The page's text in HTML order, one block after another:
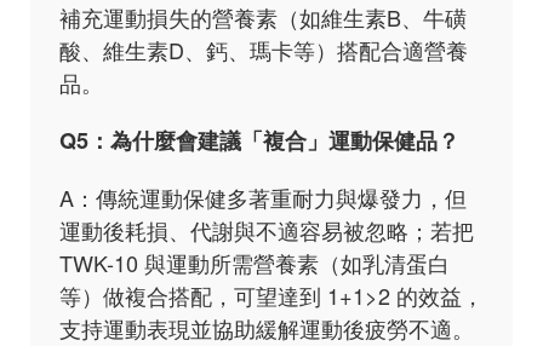
補充運動損失的營養素（如維生素B、牛磺
酸、維生素D、鈣、瑪卡等）搭配合適營養
品。
Q5：為什麼會建議「複合」運動保健品？
A：傳統運動保健多著重耐力與爆發力，但
運動後耗損、代謝與不適容易被忽略；若把
TWK-10 與運動所需營養素（如乳清蛋白
等）做複合搭配，可望達到 1+1>2 的效益，
支持運動表現並協助緩解運動後疲勞不適。